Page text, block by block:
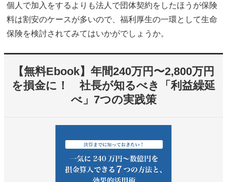
個人で加入をするよりも法人で団体契約をしたほうが保険
料は割安のケースが多いので、福利厚生の一環として生命
保険を検討されてみてはいかがでしょうか。
【無料Ebook】年間240万円〜2,800万円
を損金に！ 社長が知るべき「利益繰延
べ」7つの実践策